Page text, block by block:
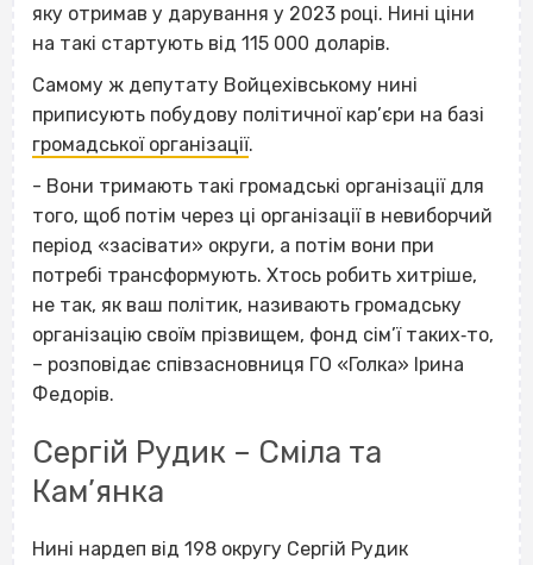
яку отримав у дарування у 2023 році. Нині ціни
на такі стартують від 115 000 доларів.
Самому ж депутату Войцехівському нині
приписують побудову політичної кар’єри на базі
громадської організації.
- Вони тримають такі громадські організації для
того, щоб потім через ці організації в невиборчий
період «засівати» округи, а потім вони при
потребі трансформують. Хтось робить хитріше,
не так, як ваш політик, називають громадську
організацію своїм прізвищем, фонд сім’ї таких‐то,
– розповідає співзасновниця ГО «Голка» Ірина
Федорів.
Сергій Рудик – Сміла та
Кам’янка
Нині нардеп від 198 округу Сергій Рудик